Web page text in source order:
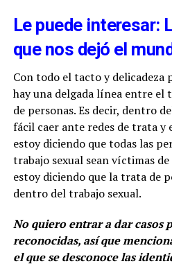
Le puede interesar:
que nos dejó el
Con todo el tacto y delicadeza
hay una delgada línea entre el
de personas. Es decir, dentro
fácil caer ante redes de trata y
estoy diciendo que todas las
trabajo sexual sean víctimas
estoy diciendo que la trata de
dentro del trabajo sexual.
No quiero entrar a dar casos
reconocidas, así que
el que se desconoce las